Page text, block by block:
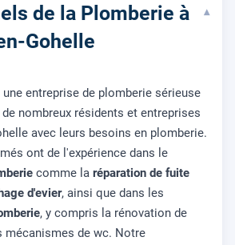
de la Plomberie à
Gohelle
▾
une entreprise de plomberie sérieuse
nombreux résidents et entreprises
avec leurs besoins en plomberie.
ont de l'expérience dans le
comme la réparation de fuite
d'evier, ainsi que dans les
, y compris la rénovation de
mécanismes de wc. Notre